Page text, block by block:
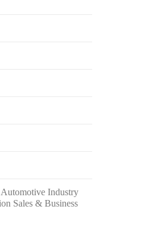
Industry
Sales & Business